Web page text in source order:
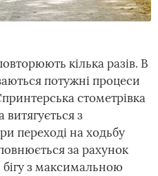
кілька разів. В
потужні процеси
стометрівка
витягується з
переході на ходьбу
за рахунок
з максимальною